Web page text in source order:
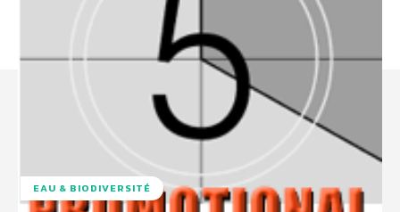
EAU & BIODIVERSITÉ